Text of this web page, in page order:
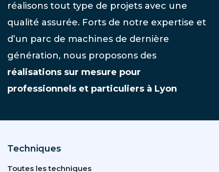
réalisons tout type de projets avec une
qualité assurée. Forts de notre expertise et
d’un parc de machines de dernière
génération, nous proposons des
réalisations sur mesure pour
professionnels et particuliers à Lyon
Techniques
Toutes les techniques